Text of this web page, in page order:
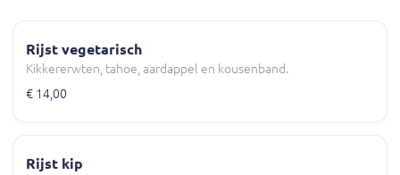
Rijst vegetarisch
Kikkererwten, tahoe, aardappel en kousenband.
€ 14,00
Rijst kip